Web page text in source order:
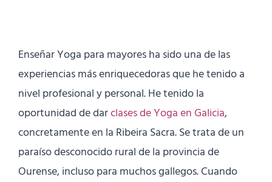
Enseñar Yoga para mayores ha sido una de las
experiencias más enriquecedoras que he tenido a
nivel profesional y personal. He tenido la
oportunidad de darclases de Yoga en Galicia,
concretamente en la Ribeira Sacra. Se trata de un
paraíso desconocido rural de la provincia de
Ourense, incluso para muchos gallegos. Cuando